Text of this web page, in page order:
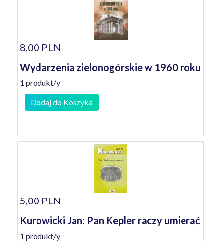
8,00 PLN
Wydarzenia zielonogórskie w 1960 roku
1 produkt/y
Dodaj do Koszyka
5,00 PLN
Kurowicki Jan: Pan Kepler raczy umierać
1 produkt/y